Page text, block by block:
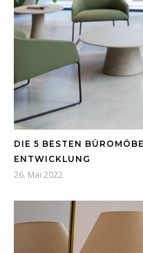
DIE 5 BESTEN
ENTWICKLUNG
26. Mai 2022